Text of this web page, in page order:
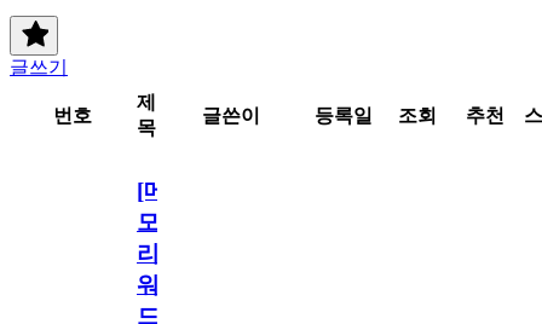
글쓰기
번호
제
목
글쓴이 등록일 조회 추천
[메
모
리
워
드